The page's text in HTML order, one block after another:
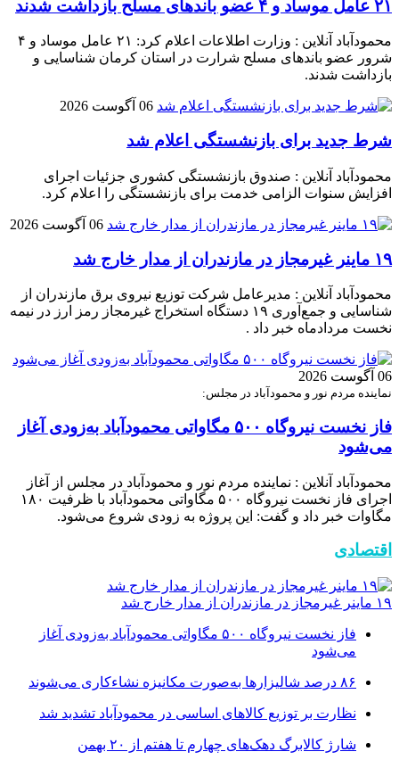
۲۱ عامل موساد و ۴ عضو باند‌های مسلح بازداشت شدند
محمودآباد آنلاین : وزارت اطلاعات اعلام کرد: ۲۱ عامل موساد و ۴
شرور عضو باند‌های مسلح شرارت در استان کرمان شناسایی و
بازداشت شدند.
06 آگوست 2026
شرط جدید برای بازنشستگی اعلام شد
محمودآباد آنلاین : صندوق بازنشستگی کشوری جزئیات اجرای
افزایش سنوات الزامی خدمت برای بازنشستگی را اعلام کرد.
06 آگوست 2026
۱۹ ماینر غیرمجاز در مازندران از مدار خارج شد
محمودآباد آنلاین : مدیرعامل شرکت توزیع نیروی برق مازندران از
شناسایی و جمع‌آوری ۱۹ دستگاه استخراج غیرمجاز رمز ارز در نیمه
نخست مردادماه خبر داد .
06 آگوست 2026
نماینده مردم نور و محمودآباد در مجلس:
فاز نخست نیروگاه ۵۰۰ مگاواتی محمودآباد به‌زودی آغاز
می‌شود
محمودآباد آنلاین : نماینده مردم نور و محمودآباد در مجلس از آغاز
اجرای فاز نخست نیروگاه ۵۰۰ مگاواتی محمودآباد با ظرفیت ۱۸۰
مگاوات خبر داد و گفت: این پروژه به زودی شروع می‌شود.
اقتصادی
۱۹ ماینر غیرمجاز در مازندران از مدار خارج شد
فاز نخست نیروگاه ۵۰۰ مگاواتی محمودآباد به‌زودی آغاز
می‌شود
۸۶ درصد شالیزارها به‌صورت مکانیزه نشاءکاری می‌شوند
نظارت بر توزیع کالا‌های اساسی در محمودآباد تشدید شد
شارژ کالابرگ دهک‌های چهارم تا هفتم از ۲۰ بهمن